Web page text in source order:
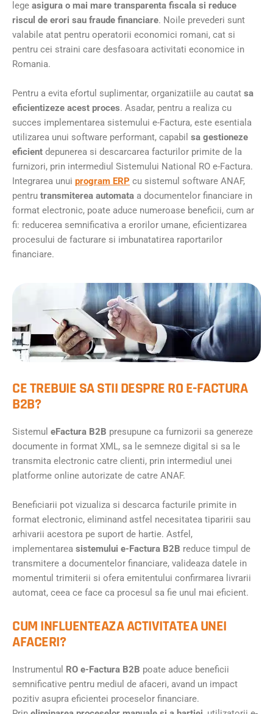
lege asigura o mai mare transparenta fiscala si reduce
riscul de erori sau fraude financiare. Noile prevederi sunt
valabile atat pentru operatorii economici romani, cat si
pentru cei straini care desfasoara activitati economice in
Romania.
Pentru a evita efortul suplimentar, organizatiile au cautat sa
eficientizeze acest proces. Asadar, pentru a realiza cu
succes implementarea sistemului e-Factura, este esentiala
utilizarea unui software performant, capabil sa gestioneze
eficient depunerea si descarcarea facturilor primite de la
furnizori, prin intermediul Sistemului National RO e-Factura.
Integrarea unui program ERP cu sistemul software ANAF,
pentru transmiterea automata a documentelor financiare in
format electronic, poate aduce numeroase beneficii, cum ar
fi: reducerea semnificativa a erorilor umane, eficientizarea
procesului de facturare si imbunatatirea raportarilor
financiare.
CE TREBUIE SA STII DESPRE RO E-FACTURA
B2B?
Sistemul eFactura B2B presupune ca furnizorii sa genereze
documente in format XML, sa le semneze digital si sa le
transmita electronic catre clienti, prin intermediul unei
platforme online autorizate de catre ANAF.
Beneficiarii pot vizualiza si descarca facturile primite in
format electronic, eliminand astfel necesitatea tiparirii sau
arhivarii acestora pe suport de hartie. Astfel,
implementarea sistemului e-Factura B2B reduce timpul de
transmitere a documentelor financiare, valideaza datele in
momentul trimiterii si ofera emitentului confirmarea livrarii
automat, ceea ce face ca procesul sa fie unul mai eficient.
CUM INFLUENTEAZA ACTIVITATEA UNEI
AFACERI?
Instrumentul RO e-Factura B2B poate aduce beneficii
semnificative pentru mediul de afaceri, avand un impact
pozitiv asupra eficientei proceselor financiare.